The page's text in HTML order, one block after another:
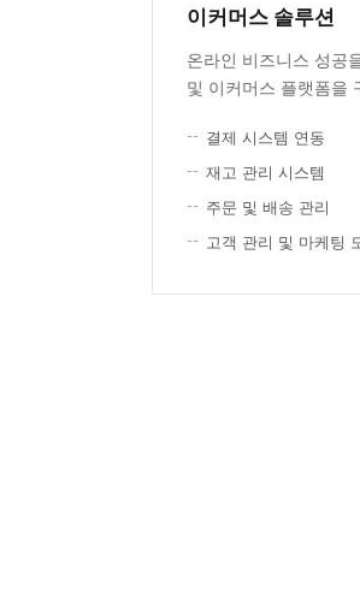
이커머스 솔루션
온라인 비즈니스 성공
및 이커머스 플랫폼을
결제 시스템 연동
재고 관리 시스템
주문 및 배송 관리
고객 관리 및 마케팅